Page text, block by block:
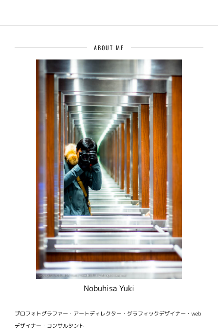
ABOUT ME
Nobuhisa Yuki
プロフォトグラファー・アートディレクター・グラフィックデザイナー・web
デザイナー・コンサルタント